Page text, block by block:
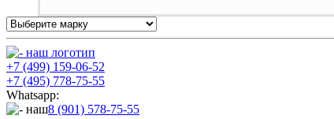
+7 (499) 159-06-52
+7 (495) 778-75-55
Whatsapp:
8 (901) 578-75-55